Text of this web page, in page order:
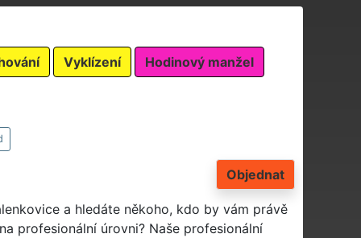
Vyklízení Hodinový manžel
Objednat
a hledáte někoho, kdo by vám právě
profesionální úrovni? Naše profesionální